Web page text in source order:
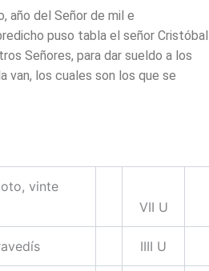
año del Señor de mil e
puso tabla el señor Cristóbal
Señores, para dar sueldo a los
van, los cuales son los que se
vinte
VII U
IIII U